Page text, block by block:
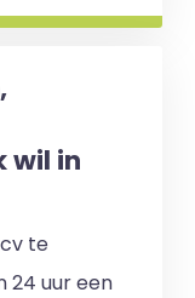
wil in
te
24 uur een